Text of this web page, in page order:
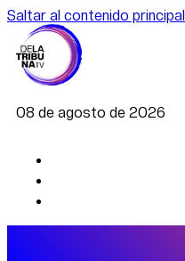
Saltar al contenido principal
08 de agosto de 2026